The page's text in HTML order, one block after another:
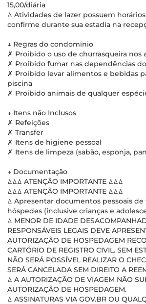
15,00/diária
ꕔ Atividades de lazer possuem
confirme durante sua estadia na
↓ Regras do condomínio
✗ Proibido o uso de churrasqueira nos
✗ Proibido fumar nas dependências
✗ Proibido levar alimentos e bebidas
piscina
✗ Proibido animais de qualquer
↓ Itens não Inclusos
✗ Refeições
✗ Transfer
✗ Itens de higiene pessoal
✗ Itens de limpeza (sabão, esponja,
↓ Documentação
ꕔꕔꕔ ATENÇÃO IMPORTANTE ꕔꕔꕔ
ꕔꕔꕔ ATENÇÃO IMPORTANTE ꕔꕔꕔ
ꕔ Apresentar documentos pessoais de
hóspedes (inclusive crianças e
ꕔ MENOR DE IDADE
RESPONSÁVEIS LEGAIS DEVE
AUTORIZAÇÃO DE HOSPEDAGEM
CARTÓRIO DE REGISTRO CIVIL. SEM
NÃO SERÁ POSSÍVEL REALIZAR O
SERÁ CANCELADA SEM DIREITO A
ꕔ A AUTORIZAÇÃO DE VIAGEM NÃO
AUTORIZAÇÃO DE HOSPEDAGEM.
ꕔ ASSINATURAS VIA GOV.BR OU